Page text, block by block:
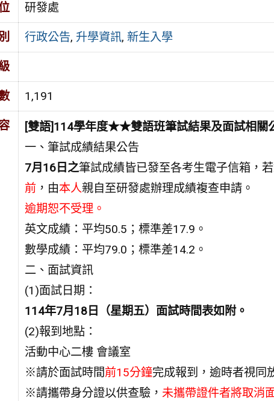
研發處
行政公告, 升學資訊, 新生入學
1,191
[雙語]114學年度★★雙語班筆試結果及面試相
一、筆試成績結果公告
7月16日之筆試成績皆已發至各考生電子信箱，
前，由本人親自至研發處辦理成績複查申請。
逾期恕不受理。
英文成績：平均50.5；標準差17.9。
數學成績：平均79.0；標準差14.2。
二、面試資訊
(1)面試日期：
114年7月18日（星期五）面試時間表如附。
(2)報到地點：
活動中心二樓 會議室
※請於面試時間前15分鐘完成報到，逾時者視同
※請攜帶身分證以供查驗， 未攜帶證件者將取消